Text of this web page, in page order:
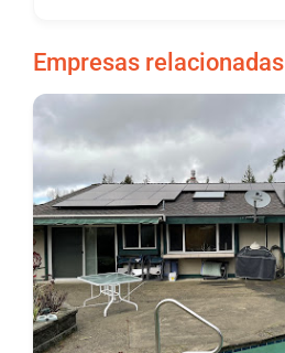
Empresas relacionadas